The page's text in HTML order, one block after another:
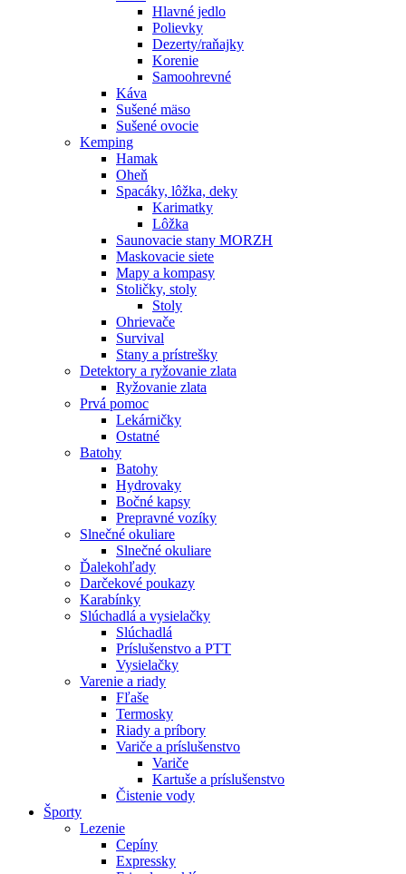
Hlavné jedlo
Polievky
Dezerty/raňajky
Korenie
Samoohrevné
Káva
Sušené mäso
Sušené ovocie
Kemping
Hamak
Oheň
Spacáky, lôžka, deky
Karimatky
Lôžka
Saunovacie stany MORZH
Maskovacie siete
Mapy a kompasy
Stoličky, stoly
Stoly
Ohrievače
Survival
Stany a prístrešky
Detektory a ryžovanie zlata
Ryžovanie zlata
Prvá pomoc
Lekárničky
Ostatné
Batohy
Batohy
Hydrovaky
Bočné kapsy
Prepravné vozíky
Slnečné okuliare
Slnečné okuliare
Ďalekohľady
Darčekové poukazy
Karabínky
Slúchadlá a vysielačky
Slúchadlá
Príslušenstvo a PTT
Vysielačky
Varenie a riady
Fľaše
Termosky
Riady a príbory
Variče a príslušenstvo
Variče
Kartuše a príslušenstvo
Čistenie vody
Športy
Lezenie
Cepíny
Expressky